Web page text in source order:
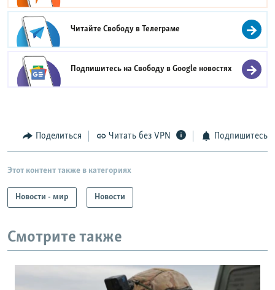
Читайте Свободу вТелеграме
Подпишитесь на Свободу вGoogle новостях
Поделиться Читать без VPN Подпишитесь
Этот контент также в категориях
Новости - мир Новости
Смотрите также